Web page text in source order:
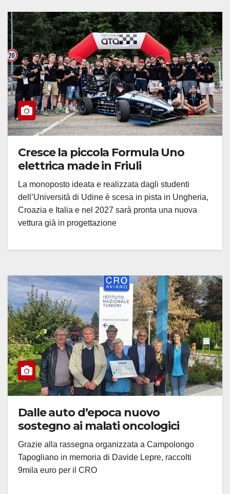
Cresce la piccola Formula Uno
elettrica made in Friuli
La monoposto ideata e realizzata dagli studenti
dell’Università di Udine è scesa in pista in Ungheria,
Croazia e Italia e nel 2027 sarà pronta una nuova
vettura già in progettazione
Dalle auto d’epoca nuovo
sostegno ai malati oncologici
Grazie alla rassegna organizzata a Campolongo
Tapogliano in memoria di Davide Lepre, raccolti
9mila euro per il CRO